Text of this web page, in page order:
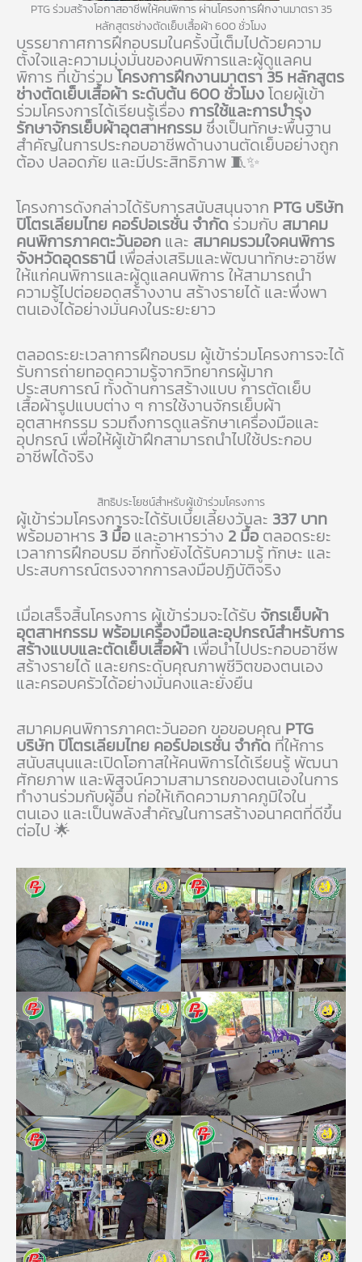
PTG ร่วมสร้างโอกาสอาชีพให้คนพิการ ผ่านโครงการฝึกงานมาตรา 35
หลักสูตรช่างตัดเย็บเสื้อผ้า 600 ชั่วโมง
บรรยากาศการฝึกอบรมในครั้งนี้เต็มไปด้วยความ
ตั้งใจและความมุ่งมั่นของคนพิการและผู้ดูแลคน
พิการ ที่เข้าร่วมโครงการฝึกงานมาตรา 35 หลักสูตร
ช่างตัดเย็บเสื้อผ้า ระดับต้น 600 ชั่วโมงโดยผู้เข้า
ร่วมโครงการได้เรียนรู้เรื่อง การใช้และการบำรุง
รักษาจักรเย็บผ้าอุตสาหกรรม ซึ่งเป็นทักษะพื้นฐาน
สำคัญในการประกอบอาชีพด้านงานตัดเย็บอย่างถูก
ต้อง ปลอดภัย และมีประสิทธิภาพ 🧵✨
โครงการดังกล่าวได้รับการสนับสนุนจาก PTG บริษัท
ปิโตรเลียมไทย คอร์ปอเรชั่น จำกัดร่วมกับ สมาคม
คนพิการภาคตะวันออก และ สมาคมรวมใจคนพิการ
จังหวัดอุดรธานี เพื่อส่งเสริมและพัฒนาทักษะอาชีพ
ให้แก่คนพิการและผู้ดูแลคนพิการ ให้สามารถนำ
ความรู้ไปต่อยอดสร้างงาน สร้างรายได้ และพึ่งพา
ตนเองได้อย่างมั่นคงในระยะยาว
ตลอดระยะเวลาการฝึกอบรม ผู้เข้าร่วมโครงการจะได้
รับการถ่ายทอดความรู้จากวิทยากรผู้มาก
ประสบการณ์ ทั้งด้านการสร้างแบบ การตัดเย็บ
เสื้อผ้ารูปแบบต่าง ๆ การใช้งานจักรเย็บผ้า
อุตสาหกรรม รวมถึงการดูแลรักษาเครื่องมือและ
อุปกรณ์ เพื่อให้ผู้เข้าฝึกสามารถนำไปใช้ประกอบ
อาชีพได้จริง
สิทธิประโยชน์สำหรับผู้เข้าร่วมโครงการ
ผู้เข้าร่วมโครงการจะได้รับเบี้ยเลี้ยงวันละ 337 บาท
พร้อมอาหาร 3 มื้อ และอาหารว่าง 2 มื้อ ตลอดระยะ
เวลาการฝึกอบรม อีกทั้งยังได้รับความรู้ ทักษะ และ
ประสบการณ์ตรงจากการลงมือปฏิบัติจริง
เมื่อเสร็จสิ้นโครงการ ผู้เข้าร่วมจะได้รับ จักรเย็บผ้า
อุตสาหกรรม พร้อมเครื่องมือและอุปกรณ์สำหรับการ
สร้างแบบและตัดเย็บเสื้อผ้า เพื่อนำไปประกอบอาชีพ
สร้างรายได้ และยกระดับคุณภาพชีวิตของตนเอง
และครอบครัวได้อย่างมั่นคงและยั่งยืน
สมาคมคนพิการภาคตะวันออก ขอขอบคุณ PTG
บริษัท ปิโตรเลียมไทย คอร์ปอเรชั่น จำกัด ที่ให้การ
สนับสนุนและเปิดโอกาสให้คนพิการได้เรียนรู้ พัฒนา
ศักยภาพ และพิสูจน์ความสามารถของตนเองในการ
ทำงานร่วมกับผู้อื่น ก่อให้เกิดความภาคภูมิใจใน
ตนเอง และเป็นพลังสำคัญในการสร้างอนาคตที่ดีขึ้น
ต่อไป 🌟